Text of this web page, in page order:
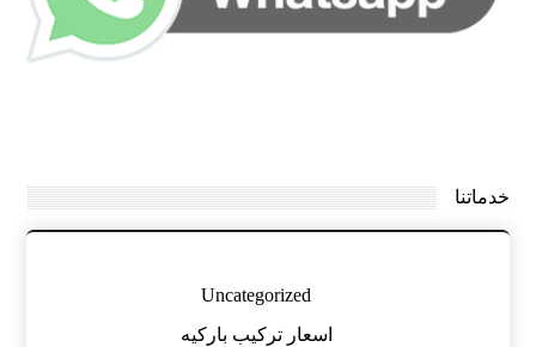
خدماتنا
Uncategorized
اسعار تركيب باركيه